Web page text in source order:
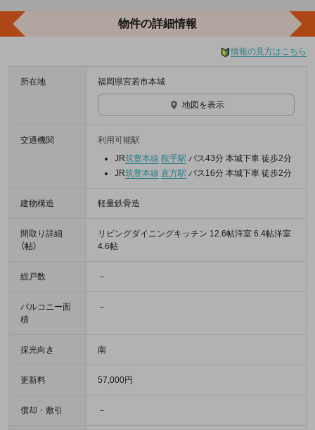
物件の詳細情報
情報の見方はこちら
所在地 福岡県宮若市本城
地図を表示
交通機関
利用可能駅
JR筑豊本線 鞍手駅 バス43分 本城下車 徒歩2分
JR筑豊本線 直方駅 バス16分 本城下車 徒歩2分
建物構造 軽量鉄骨造
間取り詳細
（帖）
リビングダイニングキッチン 12.6帖洋室 6.4帖洋室
4.6帖
総戸数 －
バルコニー面
積
－
採光向き 南
更新料 57,000円
償却・敷引 －